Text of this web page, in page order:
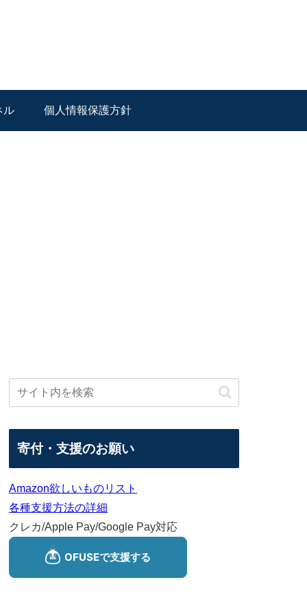
ル 個人情報保護方針
寄付・支援のお願い
Amazon欲しいものリスト
各種支援方法の詳細
クレカ/Apple Pay/Google Pay対応